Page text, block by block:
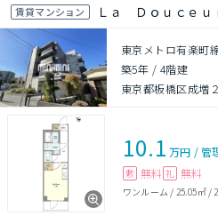
賃貸マンション Ｌａ Ｄｏｕｃｅｕ
東京メトロ有楽町
築5年 / 4階建
東京都板橋区成増２
10.1 万円 /管
敷 無料 礼 無料
ワンルーム / 25.05㎡/